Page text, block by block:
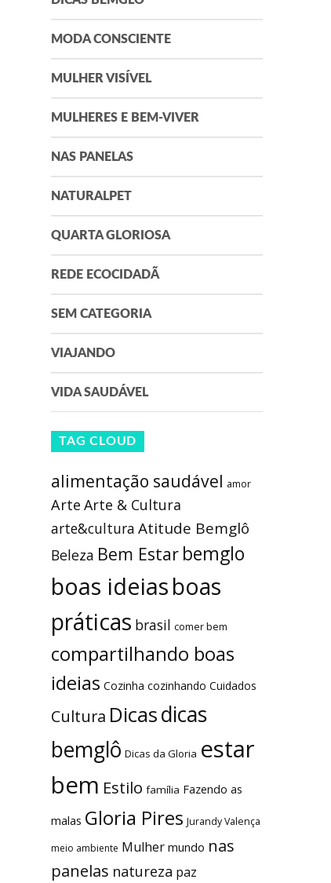
MODA CONSCIENTE
MULHER VISÍVEL
MULHERES E BEM-VIVER
NAS PANELAS
NATURALPET
QUARTA GLORIOSA
REDE ECOCIDADÃ
SEM CATEGORIA
VIAJANDO
VIDA SAUDÁVEL
TAG CLOUD
alimentação saudável amor
Arte Arte & Cultura
arte&cultura Atitude Bemglô
Beleza Bem Estar bemglo
boas ideiasboas
práticas brasil comer bem
compartilhando boas
ideias Cozinha cozinhando Cuidados
Cultura Dicasdicas
bemglô Dicas da Gloria estar
bem Estilo família Fazendo as
malas Gloria Pires Jurandy Valença
meio ambiente Mulher mundo nas
panelas natureza paz